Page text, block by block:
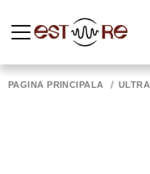
PAGINA PRINCIPALĂ ULTRA